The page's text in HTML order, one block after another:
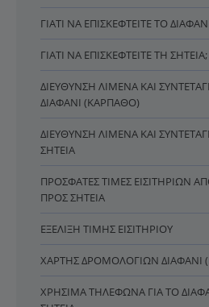
ΓΙΑΤΊ ΝΑ ΕΠΙΣΚΕΦΤΕΊΤΕ ΤΟ
ΓΙΑΤΊ ΝΑ ΕΠΙΣΚΕΦΤΕΊΤΕ ΤΗ ΣΗΤΕΊΑ;
ΔΙΕΎΘΥΝΣΗ ΛΙΜΈΝΑ ΚΑΙ
ΔΙΑΦΆΝΙ (ΚΆΡΠΑΘΟ)
ΔΙΕΎΘΥΝΣΗ ΛΙΜΈΝΑ ΚΑΙ
ΣΗΤΕΊΑ
ΠΡΌΣΦΑΤΕΣ ΤΙΜΈΣ ΕΙΣΙΤΗΡΊΩΝ
ΠΡΟΣ ΣΗΤΕΊΑ
ΕΞΈΛΙΞΗ ΤΙΜΉΣ ΕΙΣΙΤΗΡΊΟΥ
ΧΆΡΤΗΣ ΔΡΟΜΟΛΟΓΊΩΝ ΔΙΑΦΆΝΙ
ΧΡΉΣΙΜΑ ΤΗΛΈΦΩΝΑ ΓΙΑ ΤΟ